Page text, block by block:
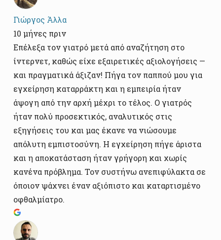
Γιώργος Άλλα
10 μήνες πριν
Επέλεξα τον γιατρό μετά από αναζήτηση στο
ίντερνετ, καθώς είχε εξαιρετικές αξιολογήσεις —
και πραγματικά άξιζαν! Πήγα τον παππού μου για
εγχείρηση καταρράκτη και η εμπειρία ήταν
άψογη από την αρχή μέχρι το τέλος. Ο γιατρός
ήταν πολύ προσεκτικός, αναλυτικός στις
εξηγήσεις του και μας έκανε να νιώσουμε
απόλυτη εμπιστοσύνη. Η εγχείρηση πήγε άριστα
και η αποκατάσταση ήταν γρήγορη και χωρίς
κανένα πρόβλημα. Τον συστήνω ανεπιφύλακτα σε
όποιον ψάχνει έναν αξιόπιστο και καταρτισμένο
οφθαλμίατρο.